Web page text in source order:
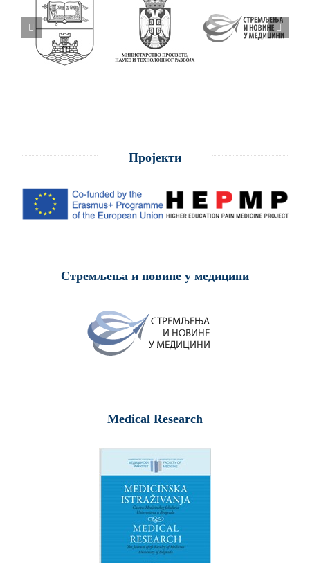
Пројекти
Стремљења и новине у медицини
Medical Research